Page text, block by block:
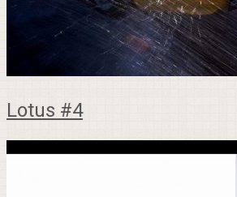
Lotus #4